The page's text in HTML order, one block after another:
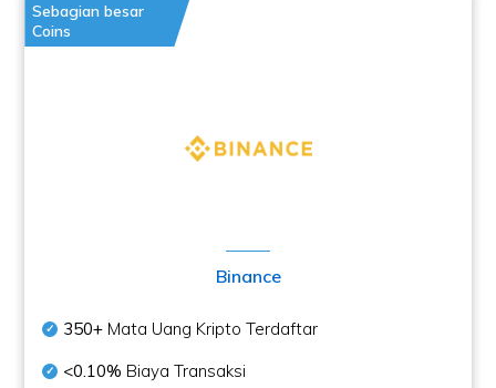
Sebagian besar
Coins
Binance
350+ Mata Uang Kripto Terdaftar
<0.10% Biaya Transaksi